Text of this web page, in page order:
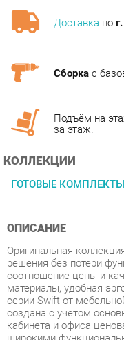
КОЛЛЕКЦИИ
ОПИСАНИЕ
решения без потери
соотношение цены и
материалы, удобная
серии Swift от
создана с учетом
кабинета и офиса
широкими
Модельный ряд серии
пространство с
Дизайн строится на